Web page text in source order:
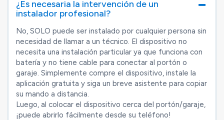
¿Es necesaria la intervención de un
instalador profesional?
No, SOLO puede ser instalado por cualquier persona sin
necesidad de llamar a un técnico. El dispositivo no
necesita una instalación particular ya que funciona con
batería y no tiene cable para conectar al portón o
garaje. Simplemente compre el dispositivo, instale la
aplicación gratuita y siga un breve asistente para copiar
su mando a distancia.
Luego, al colocar el dispositivo cerca del portón/garaje,
¡puede abrirlo fácilmente desde su teléfono!